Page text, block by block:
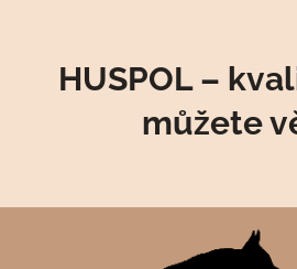
HUSPOL –
můžete